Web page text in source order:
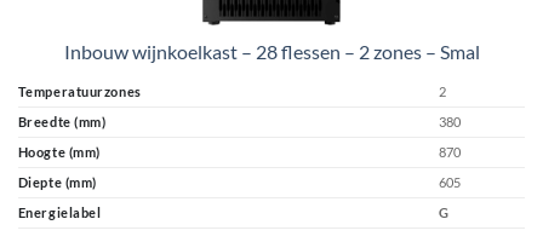
Inbouw wijnkoelkast – 28 flessen – 2 zones – Smal
Temperatuurzones
2
Breedte (mm)
380
Hoogte (mm)
870
Diepte (mm)
605
Energielabel
G